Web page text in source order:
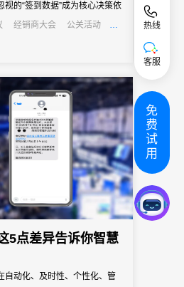
的“签到数据”成为核心决策依
提升办会效率与质量。
经销商大会
公关活动
5点差异告诉你智慧
自动化、及时性、个性化、管
热线
客服
免
费
试
用